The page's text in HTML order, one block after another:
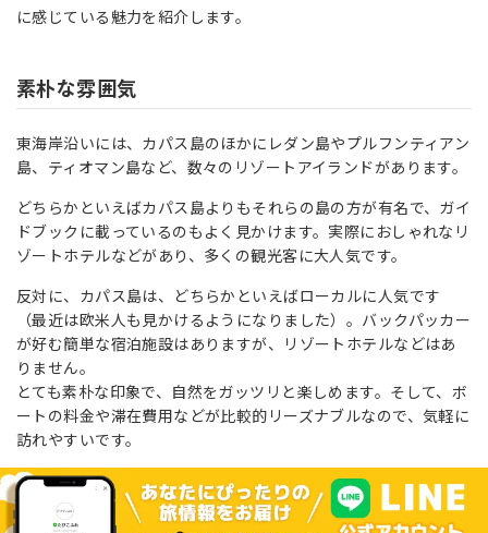
に感じている魅力を紹介します。
素朴な雰囲気
東海岸沿いには、カパス島のほかにレダン島やプルフンティアン
島、ティオマン島など、数々のリゾートアイランドがあります。
どちらかといえばカパス島よりもそれらの島の方が有名で、ガイ
ドブックに載っているのもよく見かけます。実際におしゃれなリ
ゾートホテルなどがあり、多くの観光客に大人気です。
反対に、カパス島は、どちらかといえばローカルに人気です
（最近は欧米人も見かけるようになりました）。バックパッカー
が好む簡単な宿泊施設はありますが、リゾートホテルなどはあ
りません。
とても素朴な印象で、自然をガッツリと楽しめます。そして、ボ
ートの料金や滞在費用などが比較的リーズナブルなので、気軽に
訪れやすいです。